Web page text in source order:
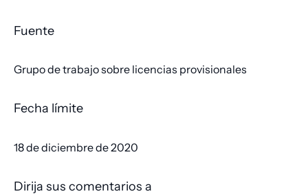
Fuente
Grupo de trabajo sobre licencias provisionales
Fecha límite
18 de diciembre de 2020
Dirija sus comentarios a